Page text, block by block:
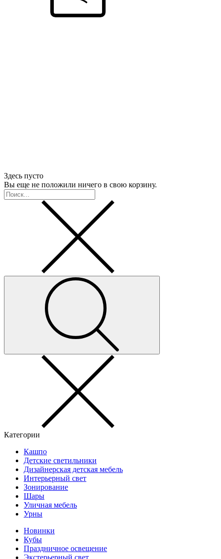
Здесь пусто
Вы еще не положили ничего в свою корзину.
Категории
Кашпо
Детские светильники
Дизайнерская детская мебель
Интерьерный свет
Зонирование
Шары
Уличная мебель
Урны
Новинки
Кубы
Праздничное освещение
Экстерьерный свет